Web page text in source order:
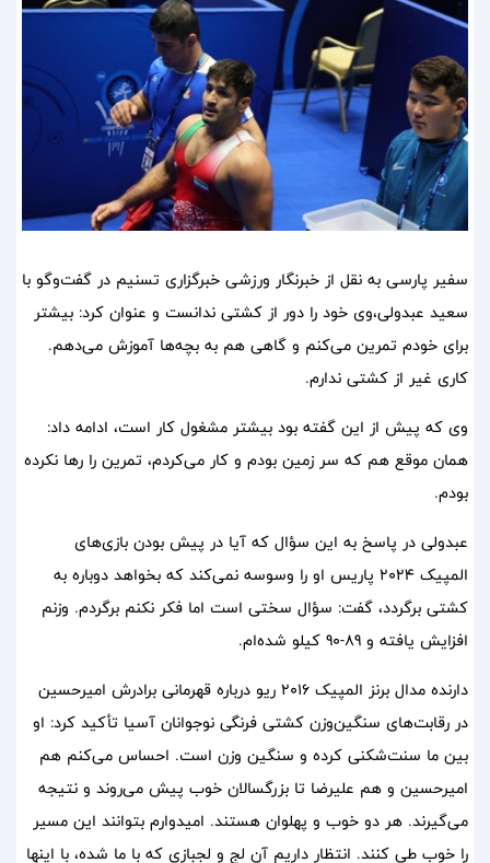
سفیر پارسی به نقل از خبرنگار ورزشی خبرگزاری تسنیم در گفت‌وگو با
سعید عبدولی،وی خود را دور از کشتی ندانست و عنوان کرد: بیشتر
برای خودم تمرین می‌کنم و گاهی هم به بچه‌ها آموزش می‌دهم.
کاری غیر از کشتی ندارم.
وی که پیش از این گفته بود بیشتر مشغول کار است، ادامه داد:
همان موقع هم که سر زمین بودم و کار می‌کردم، تمرین را رها نکرده
بودم.
عبدولی در پاسخ به این سؤال که آیا در پیش بودن بازی‌های
المپیک 2024 پاریس او را وسوسه نمی‌کند که بخواهد دوباره به
کشتی برگردد، گفت: سؤال سختی است اما فکر نکنم برگردم. وزنم
افزایش یافته و 89-90 کیلو شده‌ام.
دارنده مدال برنز المپیک 2016 ریو درباره قهرمانی برادرش امیرحسین
در رقابت‌های سنگین‌وزن کشتی فرنگی نوجوانان آسیا تأکید کرد: او
بین ما سنت‌شکنی کرده و سنگین وزن است. احساس می‌کنم هم
امیرحسین و هم علیرضا تا بزرگسالان خوب پیش می‌روند و نتیجه
می‌گیرند. هر دو خوب و پهلوان هستند. امیدوارم بتوانند این مسیر
را خوب طی کنند. انتظار داریم آن لج و لجبازی که با ما شده، با اینها